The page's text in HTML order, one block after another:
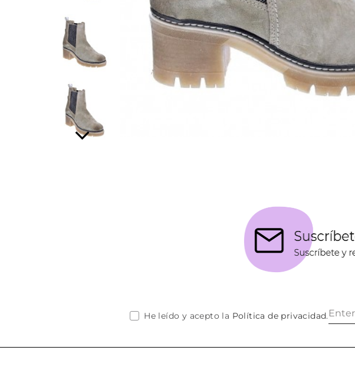
He leído y acepto la Política de privacidad.